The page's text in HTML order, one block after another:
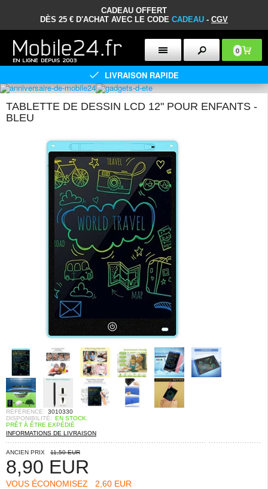
CADEAU OFFERT
DÈS 25 € D'ACHAT AVEC LE CODE CADEAU - CGV
0
LIVRAISON RAPIDE
TABLETTE DE DESSIN LCD 12" POUR ENFANTS -
BLEU
RÉFÉRENCE: 3010330
DISPONIBILITÉ: EN STOCK.
PRÊT À ÊTRE EXPÉDIÉ
INFORMATIONS DE LIVRAISON
ANCIEN PRIX 11,50 EUR
8,90 EUR
VOUS ÉCONOMISEZ 2,60 EUR